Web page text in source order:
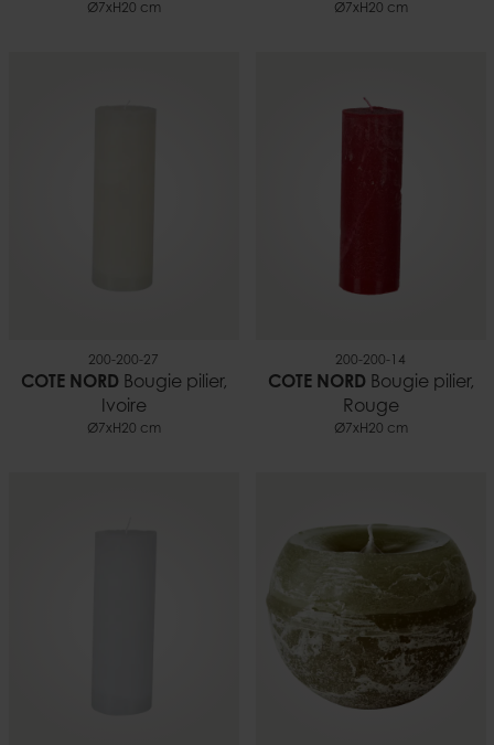
Ø7xH20 cm Ø7xH20 cm
200-200-27
COTE NORD Bougie pilier,
Ivoire
Ø7xH20 cm
200-200-14
COTE NORD Bougie pilier,
Rouge
Ø7xH20 cm